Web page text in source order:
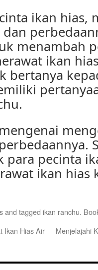
ikan hias,
dan
menambah
ikan
bertanya
para pecinta
ikan hias
and tagged ikan ranchu.
Ikan Hias Air
Menjelajahi